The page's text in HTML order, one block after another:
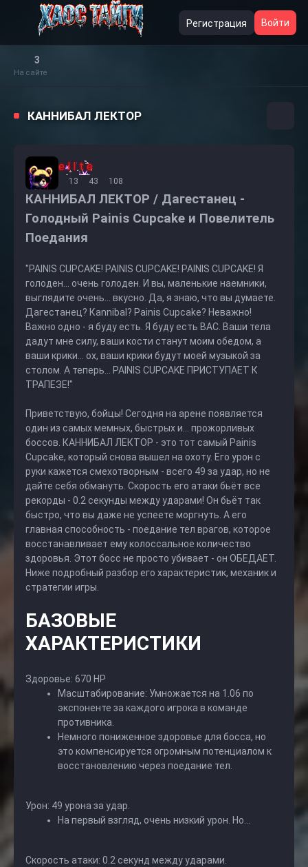
Регистрация Войти
3
На сайте
КАННИБАЛ ЛЕКТОР
e l I t e
13 43 108
КАННИБАЛ ЛЕКТОР / Дагестанец -
Голодный Painis Cupcake и Повелитель
Поедания
"PAINIS CUPCAKE! PAINIS CUPCAKE! PAINIS CUPCAKE! Я
голоден... очень голоден. И вы, маленькие наемники,
выглядите очень... вкусно. Да, я знаю, что вы думаете.
Дагестанец? Кannibal? Painis Cupcake? Неважно!
Важно одно - я буду есть. Я буду есть ВАС. Ваши тела
дадут мне силу, ваши кости станут моим обедом, а
ваши крики... ох, ваши крики будут моей музыкой за
столом. А теперь... PAINIS CUPCAKE ПРИСТУПАЕТ К
ТРАПЕЗЕ!"
Приветствую, бойцы! Сегодня на арене появляется
один из самых мемных, быстрых и... прожорливых
боссов. КАННИБАЛ ЛЕКТОР - это тот самый Painis
Cupcake, который снова вышел на охоту. Его урон с
руки кажется смехотворным - всего 49 за удар, но не
дайте себя обмануть. Скорость его атаки бьёт все
рекорды - 0.2 секунды между ударами! Он бьёт так
быстро, что вы даже не успеете моргнуть. А его
главная способность - поедание тел врагов, которое
восстанавливает ему колоссальное количество
здоровья. Этот босс не просто убивает - он ОБЕДАЕТ.
Ниже подробный разбор его характеристик, механик и
стратегии игры.
БАЗОВЫЕ
ХАРАКТЕРИСТИКИ
Здоровье: 670 HP
Масштабирование: Умножается на 1.06 по
экспоненте за каждого игрока в команде
противника.
Немного пониженное здоровье для босса, но
это компенсируется огромным потенциалом к
восстановлению через поедание тел.
Урон: 49 урона за удар.
На первый взгляд, очень низкий урон. Но...
Скорость атаки: 0.2 секунд между ударами.